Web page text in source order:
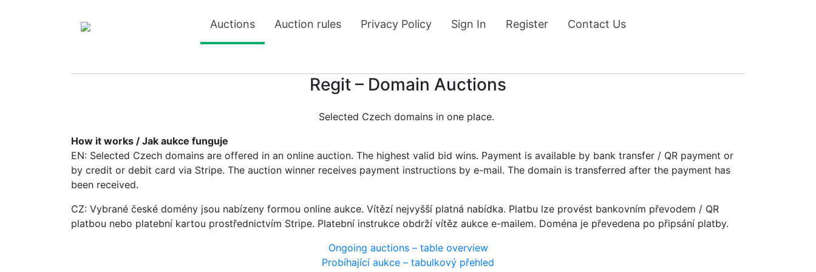
Auctions Auction rules Privacy Policy Sign In Register Contact Us
Regit – Domain Auctions
Selected Czech domains in one place.
How it works / Jak aukce funguje
EN: Selected Czech domains are offered in an online auction. The highest valid bid wins. Payment is available by bank transfer / QR payment or
by credit or debit card via Stripe. The auction winner receives payment instructions by e-mail. The domain is transferred after the payment has
been received.
CZ: Vybrané české domény jsou nabízeny formou online aukce. Vítězí nejvyšší platná nabídka. Platbu lze provést bankovním převodem / QR
platbou nebo platební kartou prostřednictvím Stripe. Platební instrukce obdrží vítěz aukce e-mailem. Doména je převedena po připsání platby.
Ongoing auctions – table overview
Probíhající aukce – tabulkový přehled